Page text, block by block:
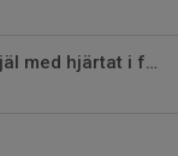
Riala GoIFs ordförande - en eldsjäl med hjärtat i föreningen